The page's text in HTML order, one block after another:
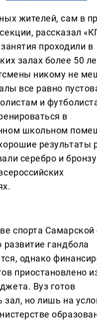
жителей, сам в
рассказал
проходили в
залах более 50
никому не
все равно
и
в
школьном
результаты
серебро и
спорта Самарской
развитие гандбола
однако
приостановлено
Вуз готов
зал, но лишь на